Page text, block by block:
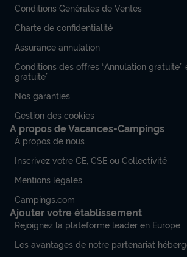
Conditions Générales de Ventes
Charte de confidentialité
Assurance annulation
Conditions des offres “Annulation gratuite”
gratuite”
Nos garanties
Gestion des cookies
A propos de Vacances-Campings
À propos de nous
Inscrivez votre CE, CSE ou Collectivité
Mentions légales
Campings.com
Ajouter votre établissement
Rejoignez la plateforme leader en Europe
Les avantages de notre partenariat